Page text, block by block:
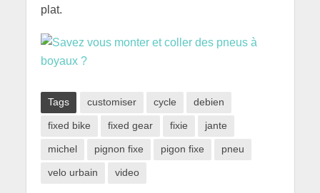
plat.
Tags customiser cycle debien
fixed bike fixed gear fixie jante
michel pignon fixe pigon fixe pneu
velo urbain video